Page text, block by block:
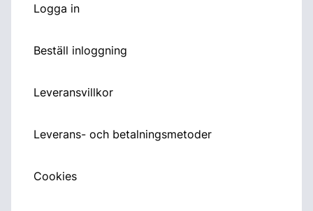
Logga in
Beställ inloggning
Leveransvillkor
Leverans- och betalningsmetoder
Cookies